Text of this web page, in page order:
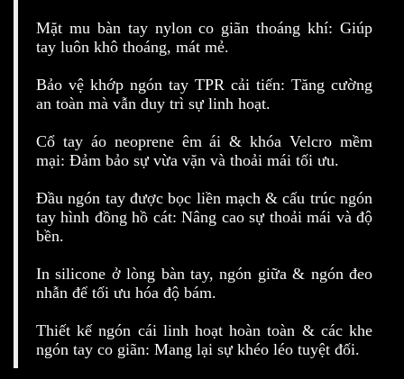
Mặt mu bàn tay nylon co giãn thoáng khí: Giúp
tay luôn khô thoáng, mát mẻ.
Bảo vệ khớp ngón tay TPR cải tiến: Tăng cường
an toàn mà vẫn duy trì sự linh hoạt.
Cổ tay áo neoprene êm ái & khóa Velcro mềm
mại: Đảm bảo sự vừa vặn và thoải mái tối ưu.
Đầu ngón tay được bọc liền mạch & cấu trúc ngón
tay hình đồng hồ cát: Nâng cao sự thoải mái và độ
bền.
In silicone ở lòng bàn tay, ngón giữa & ngón đeo
nhẫn để tối ưu hóa độ bám.
Thiết kế ngón cái linh hoạt hoàn toàn & các khe
ngón tay co giãn: Mang lại sự khéo léo tuyệt đối.